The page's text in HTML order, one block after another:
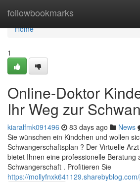
followbookmarks
Home
Home
1
Online-Doktor
Ihr Weg zur
kiaralfmk091496 83 days ago News
Sie wünschen ein Kindchen und wollen
Schwangerschaftsplan ? Der Virtuelle
bietet Ihnen eine professionelle Beratung
Schwangerschaft . Profitieren Sie
https://